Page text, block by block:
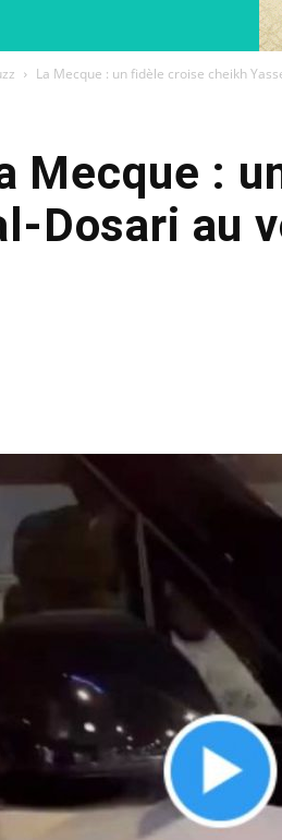
La Mecque : un fidèle croise cheikh
Mecque :
Dosari au